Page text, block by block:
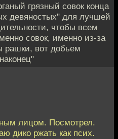
грязный совок конца
девяностых" для лучшей
чтобы всем
совок, именно из-за
рашки, вот добьем
лицом. Посмотрел.
дико ржать как псих.